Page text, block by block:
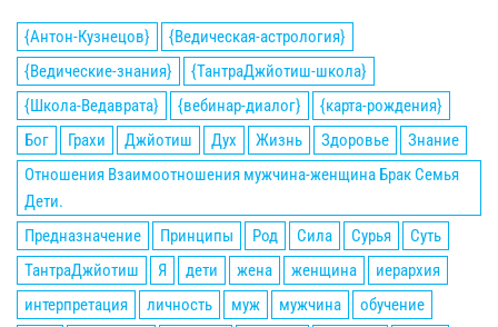
{Антон-Кузнецов}
{Ведическая-астрология}
{Ведические-знания}
{ТантраДжйотиш-школа}
{Школа-Ведаврата}
{вебинар-диалог}
{карта-рождения}
Бог
Грахи Джйотиш Дух Жизнь Здоровье
Знание
Отношения Взаимоотношения мужчина-женщина Брак Семья
Дети.
Предназначение
Принципы Род Сила Сурья
Суть
ТантраДжйотиш
Я дети жена женщина
иерархия
интерпретация
личность муж мужчина
обучение